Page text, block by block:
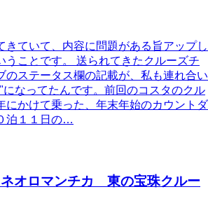
きていて、内容に問題がある旨アップし
うことです。 送られてきたクルーズチ
のステータス欄の記載が、私も連れ合い
なってたんです。前回のコスタのクル
にかけて乗った、年末年始のカウントダ
泊１１日の…
オロマンチカ 東の宝珠クルー